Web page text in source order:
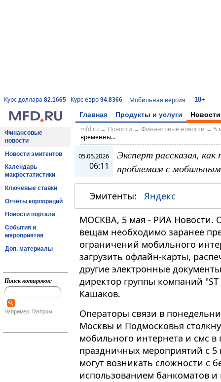
Курс доллара 82.1665 Курс евро 94.8366 Мобильная версия 18+
Главная Продукты и услуги Новости
Финансовые
новости
Новости эмитентов
Календарь
макростатистики
Ключевые ставки
Отчёты корпораций
Новости портала
События и
мероприятия
Доп. материалы
Поиск котировок:
Например: Газпром
mfd.ru→ Новости → Финансовые новости → 5
временны...
05.05.2026
06:11
Эксперт рассказал,
проблемам с
Эмитенты: Яндекс
МОСКВА, 5 мая - РИА Новости.
вещам необходимо заранее
ограничений мобильного
загрузить офлайн-карты,
другие электронные
директор группы компаний
Кашаков.
Операторы связи в
Москвы и Подмосковья
мобильного интернета и смс
праздничных мероприятий с 5
могут возникать сложности с
использованием банкоматов и